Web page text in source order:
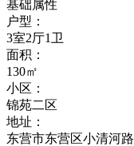
基础属性
户型：
3室2厅1卫
面积：
130㎡
小区：
锦苑二区
地址：
东营市东营区小清河路